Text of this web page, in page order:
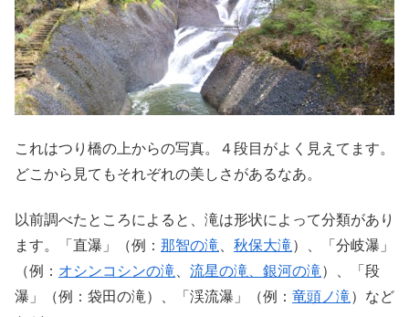
これはつり橋の上からの写真。４段目がよく見えてます。
どこから見てもそれぞれの美しさがあるなあ。
以前調べたところによると、滝は形状によって分類があり
ます。「直瀑」（例： 那智の滝 秋保大滝）、「分岐瀑」
（例： オシンコシンの滝 流星の滝、銀河の滝）、「段
瀑」（例：袋田の滝）、「渓流瀑」（例： 竜頭ノ滝）など